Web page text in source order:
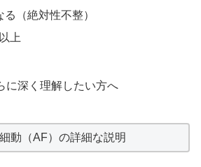
（絶対性不整）
上
に深く理解したい方へ
動（AF）の詳細な説明